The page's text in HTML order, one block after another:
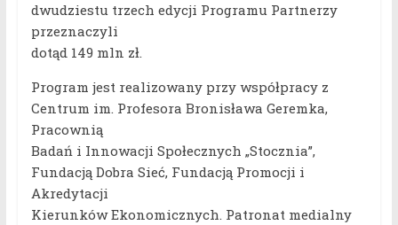
dwudziestu trzech edycji Programu Partnerzy
przeznaczyli
dotąd 149 mln zł.
Program jest realizowany przy współpracy z
Centrum im. Profesora Bronisława Geremka,
Pracownią
Badań i Innowacji Społecznych „Stocznia”,
Fundacją Dobra Sieć, Fundacją Promocji i
Akredytacji
Kierunków Ekonomicznych. Patronat medialny